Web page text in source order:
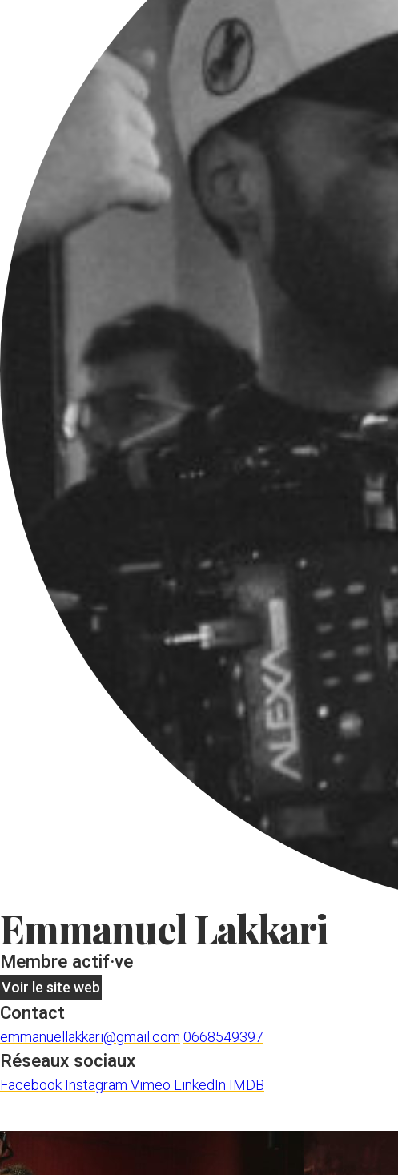
Emmanuel Lakkari
Membre actif·ve
Voir le site web
Contact
emmanuellakkari@gmail.com 0668549397
Réseaux sociaux
Facebook Instagram Vimeo LinkedIn IMDB